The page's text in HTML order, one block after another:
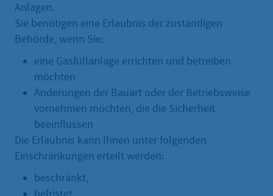
Anlagen.
Sie benötigen eine Erlaubnis der zuständigen
Behörde, wenn Sie:
eine Gasfüllanlage errichten und betreiben
möchten
Änderungen der Bauart oder der Betriebsweise
vornehmen möchten, die die Sicherheit
beeinflussen
Die Erlaubnis kann Ihnen unter folgenden
Einschränkungen erteilt werden:
beschränkt,